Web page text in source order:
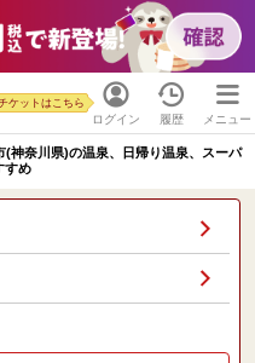
ログイン
ケットはこちら
履歴 メニュー
(神奈川県)の温泉、日帰り温泉、スーパ
すめ